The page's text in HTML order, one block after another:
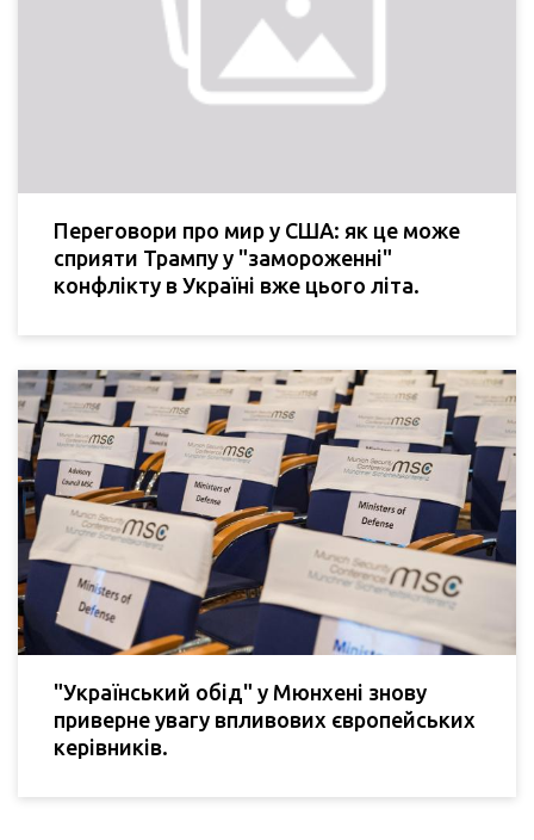
Переговори про мир у США: як це може
сприяти Трампу у "замороженні"
конфлікту в Україні вже цього літа.
"Український обід" у Мюнхені знову
приверне увагу впливових європейських
керівників.